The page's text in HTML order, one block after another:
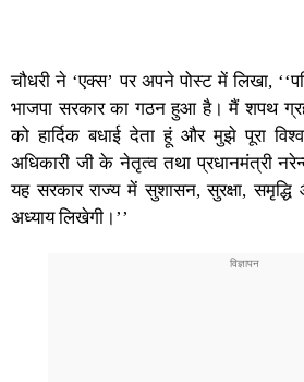
चौधरी ने ‘एक्स’ पर अपने पोस्ट में लिखा,
भाजपा सरकार का गठन हुआ है। मैं शपथ
को हार्दिक बधाई देता हूं और मुझे पूरा
अधिकारी जी के नेतृत्व तथा प्रधानमंत्री
यह सरकार राज्य में सुशासन, सुरक्षा,
अध्याय लिखेगी।’’